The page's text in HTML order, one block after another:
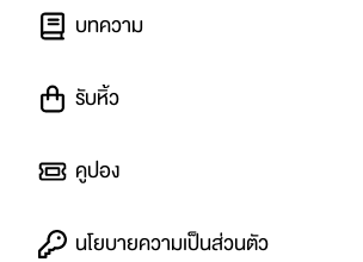
บทความ
รับหิ้ว
คูปอง
นโยบายความเป็นส่วนตัว
โปรโมชัน